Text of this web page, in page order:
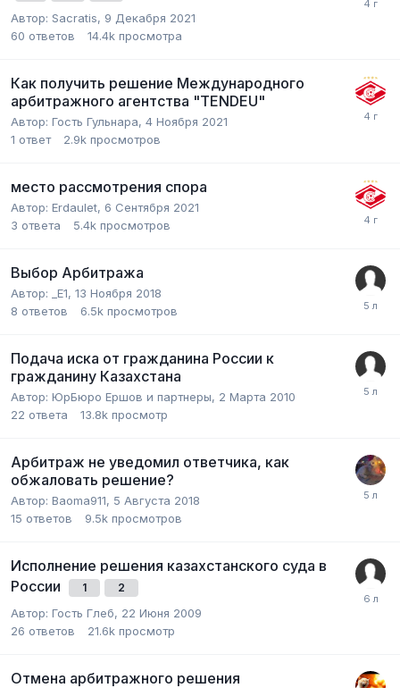
Автор: Sacratis, 9 Декабря 2021
60 ответов 14.4k просмотра
Как получить решение Международного
арбитражного агентства "TENDEU"
Автор: Гость Гульнара, 4 Ноября 2021
1 ответ 2.9k просмотров
место рассмотрения спора
Автор: Erdaulet, 6 Сентября 2021
3 ответа 5.4k просмотров
Выбор Арбитража
Автор: _E1, 13 Ноября 2018
8 ответов 6.5k просмотров
Подача иска от гражданина России к
гражданину Казахстана
Автор: ЮрБюро Ершов и партнеры, 2 Марта 2010
22 ответа 13.8k просмотр
Арбитраж не уведомил ответчика, как
обжаловать решение?
Автор: Baoma911, 5 Августа 2018
15 ответов 9.5k просмотров
Исполнение решения казахстанского суда в
России
1 2
Автор: Гость Глеб, 22 Июня 2009
26 ответов 21.6k просмотр
Отмена арбитражного решения